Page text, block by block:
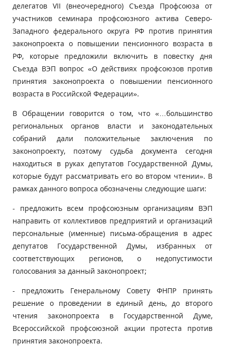
делегатов VII (внеочередного) Съезда Профсоюза от
участников семинара профсоюзного актива Северо-
Западного федерального округа РФ против принятия
законопроекта о повышении пенсионного возраста в
РФ, которые предложили включить в повестку дня
Съезда ВЭП вопрос «О действиях профсоюзов против
принятия законопроекта о повышении пенсионного
возраста в Российской Федерации».
В Обращении говорится о том, что «…большинство
региональных органов власти и законодательных
собраний дали положительные заключения по
законопроекту, поэтому судьба документа сегодня
находиться в руках депутатов Государственной Думы,
которые будут рассматривать его во втором чтении». В
рамках данного вопроса обозначены следующие шаги:
- предложить всем профсоюзным организациям ВЭП
направить от коллективов предприятий и организаций
персональные (именные) письма-обращения в адрес
депутатов Государственной Думы, избранных от
соответствующих регионов, о недопустимости
голосования за данный законопроект;
- предложить Генеральному Совету ФНПР принять
решение о проведении в единый день, до второго
чтения законопроекта в Государственной Думе,
Всероссийской профсоюзной акции протеста против
принятия законопроекта.